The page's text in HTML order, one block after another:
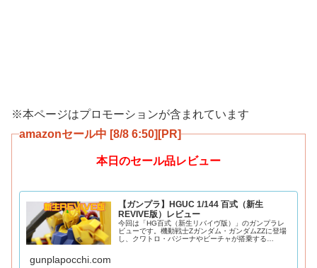
※本ページはプロモーションが含まれています
amazonセール中 [8/8 6:50][PR]
本日のセール品レビュー
【ガンプラ】HGUC 1/144 百式（新生
REVIVE版）レビュー
今回は「HG百式（新生リバイヴ版）」のガンプラレ
ビューです。機動戦士Zガンダム・ガンダムZZに登場
し、クワトロ・バジーナやビーチャが搭乗する
gunplapocchi.com